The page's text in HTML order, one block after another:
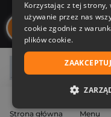
Strona główna Menu
44,99 zł
Nasi autorzy
Korzystając z tej strony,
używanie przez nas
cookie zgodnie z
plików cookie.
NIEZBĘDNE